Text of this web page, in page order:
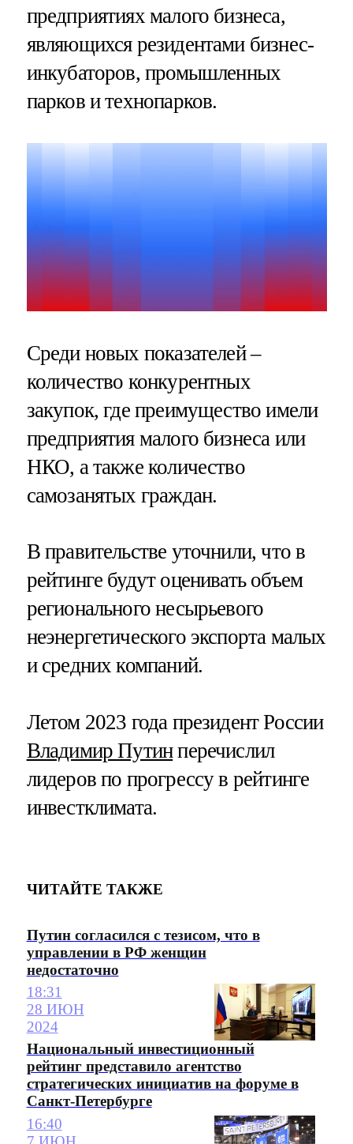
предприятиях малого бизнеса,
являющихся резидентами бизнес-
инкубаторов, промышленных
парков и технопарков.
Среди новых показателей –
количество конкурентных
закупок, где преимущество имели
предприятия малого бизнеса или
НКО, а также количество
самозанятых граждан.
В правительстве уточнили, что в
рейтинге будут оценивать объем
регионального несырьевого
неэнергетического экспорта малых
и средних компаний.
Летом 2023 года президент России
Владимир Путинперечислил
лидеров по прогрессу в рейтинге
инвестклимата.
ЧИТАЙТЕ ТАКЖЕ
Путин согласился с тезисом, что в
управлении в РФ женщин
недостаточно
18:31
28 ИЮН
2024
Национальный инвестиционный
рейтинг представило агентство
стратегических инициатив на форуме в
Санкт-Петербурге
16:40